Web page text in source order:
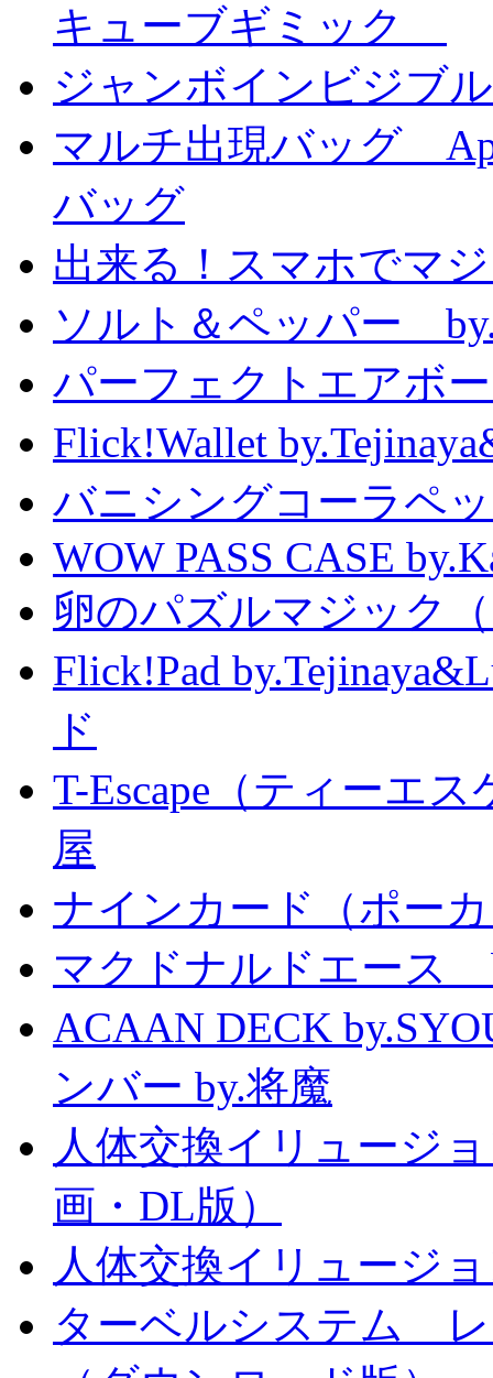
キューブギミック
ジャンボインビジブ
マルチ出現バッグ
バッグ
出来る！スマホでマ
ソルト＆ペッパー
パーフェクトエアボ
Flick!Wallet
バニシングコーラペ
WOW PASS CASE
卵のパズルマジック
Flick!Pad
ド
T-Escape（ティーエ
屋
ナインカード（ポー
マクドナルドエース
ACAAN DECK
ンバー by.将魔
人体交換イリュージ
画・DL版）
人体交換イリュージ
ターベルシステム